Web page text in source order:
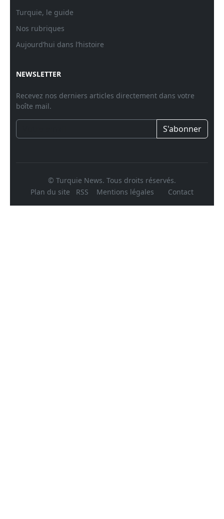
Turquie, le guide
Nos rubriques
Aujourd’hui dans l’histoire
NEWSLETTER
Recevez nos derniers articles directement dans votre
boîte mail.
S'abonner
© Turquie News. Tous droits réservés.
Plan du site
RSS Mentions légales Contact